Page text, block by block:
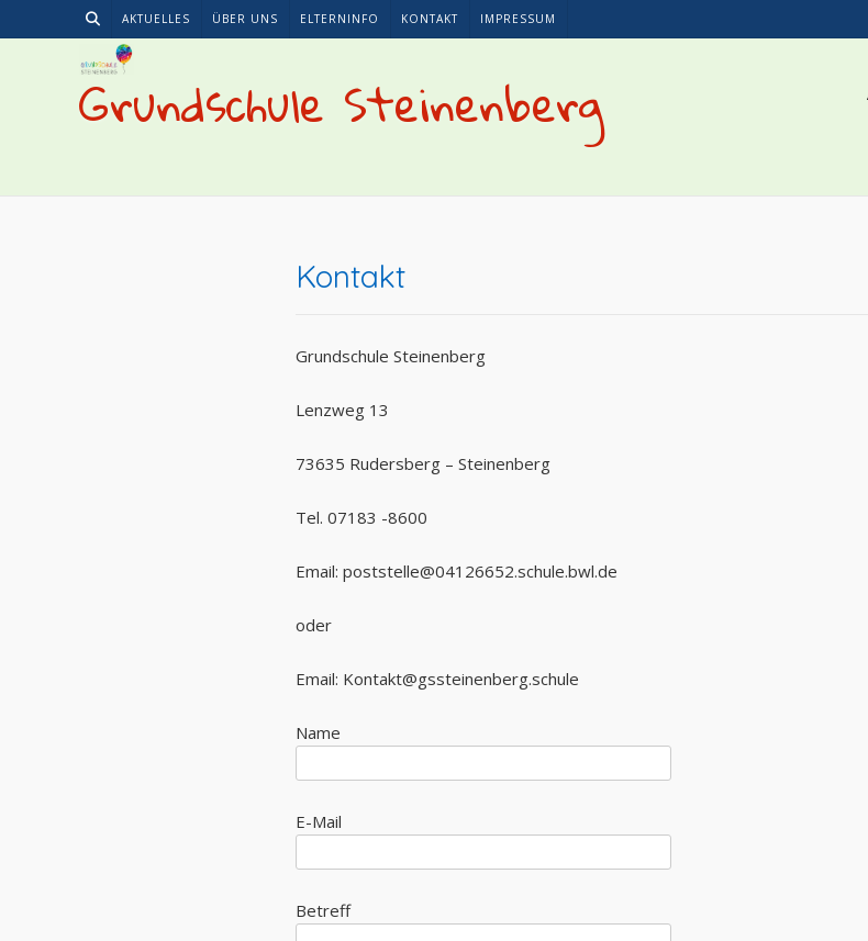
to
AKTUELLES ÜBER UNS ELTERNINFO KONTAKT IMPRESSUM
Grundschule Steinenberg
Kontakt
Grundschule Steinenberg
Lenzweg 13
73635 Rudersberg – Steinenberg
Tel. 07183 -8600
Email: poststelle@04126652.schule.bwl.de
oder
Email: Kontakt@gssteinenberg.schule
Name
E-Mail
Betreff